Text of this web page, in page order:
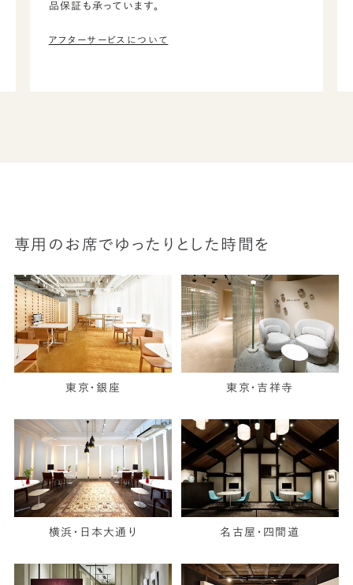
品保証も承っています。
アフターサービスについて
専用のお席でゆったりとした時間を
東京・銀座 東京・吉祥寺
横浜・日本大通り 名古屋・四間道